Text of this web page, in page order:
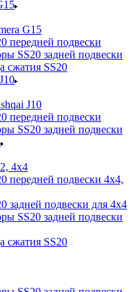
G15
передней подвески
SS20 задней подвески
сжатия SS20
J10
передней подвески
SS20 задней подвески
4х4
передней подвески 4х4,
задней подвески для 4х4
SS20 задней подвески
сжатия SS20